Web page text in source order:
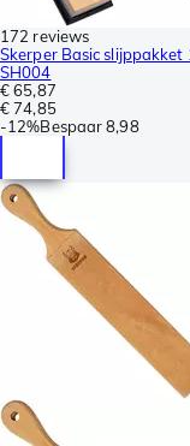
172 reviews
Skerper Basic
SH004
€ 65,87
€ 74,85
-12%Bespaar 8,98